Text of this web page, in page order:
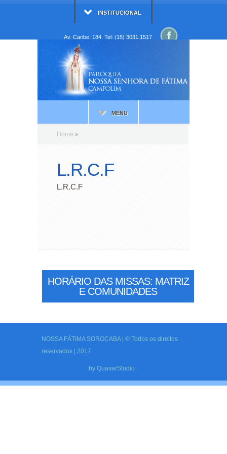
INSTITUCIONAL
Av. Caribe, 184. Tel: (15) 3031.1517
MENU
Home »
L.R.C.F
L.R.C.F
HORÁRIO DAS MISSAS: MATRIZ
E COMUNIDADES
NOSSA FÁTIMA SOROCABA | © Todos os direitos
reservados | 2017
by QuasarStudio